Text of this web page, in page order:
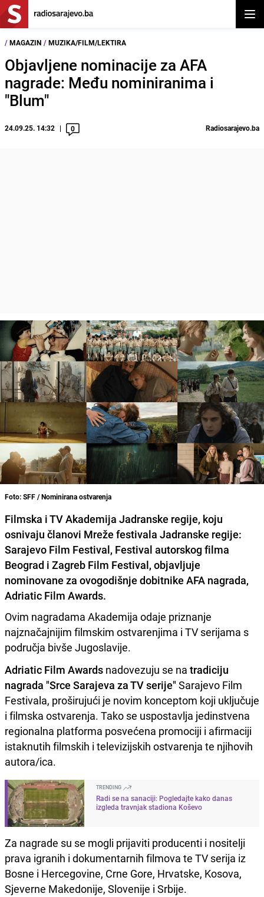
/ MAGAZIN / MUZIKA/FILM/LEKTIRA
Objavljene nominacije za AFA
nagrade: Među nominiranima i
"Blum"
24.09.25. 14:32 0 Radiosarajevo.ba
Foto: SFF / Nominirana ostvarenja
Filmska i TV Akademija Jadranske regije, koju
osnivaju članovi Mreže festivala Jadranske regije:
Sarajevo Film Festival, Festival autorskog filma
Beograd i Zagreb Film Festival, objavljuje
nominovane za ovogodišnje dobitnike AFA nagrada,
Adriatic Film Awards.
Ovim nagradama Akademija odaje priznanje
najznačajnijim filmskim ostvarenjima i TV serijama s
područja bivše Jugoslavije.
Adriatic Film Awards nadovezuju se na tradiciju
nagrada "Srce Sarajeva za TV serije" Sarajevo Film
Festivala, proširujući je novim konceptom koji uključuje
i filmska ostvarenja. Tako se uspostavlja jedinstvena
regionalna platforma posvećena promociji i afirmaciji
istaknutih filmskih i televizijskih ostvarenja te njihovih
autora/ica.
TRENDING
Radi se na sanaciji: Pogledajte kako danas
izgleda travnjak stadiona Koševo
Za nagrade su se mogli prijaviti producenti i nositelji
prava igranih i dokumentarnih filmova te TV serija iz
Bosne i Hercegovine, Crne Gore, Hrvatske, Kosova,
Sjeverne Makedonije, Slovenije i Srbije.